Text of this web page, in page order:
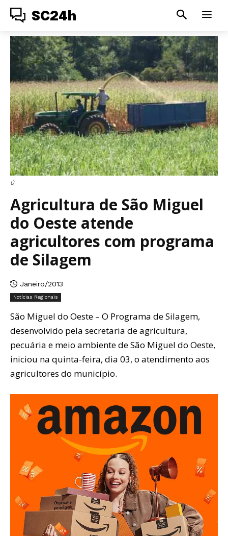
SC24h
Ú
Agricultura de São Miguel
do Oeste atende
agricultores com programa
de Silagem
Janeiro/2013
Notícias Regionais
São Miguel do Oeste – O Programa de Silagem,
desenvolvido pela secretaria de agricultura,
pecuária e meio ambiente de São Miguel do Oeste,
iniciou na quinta-feira, dia 03, o atendimento aos
agricultores do município.